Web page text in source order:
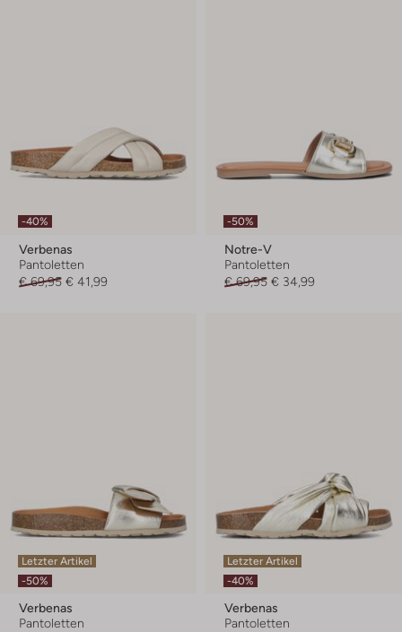
-40%
Verbenas
Pantoletten
€ 69,95 € 41,99
-50%
Notre-V
Pantoletten
€ 69,95 € 34,99
Letzter Artikel
-50%
Verbenas
Pantoletten
Letzter Artikel
-40%
Verbenas
Pantoletten